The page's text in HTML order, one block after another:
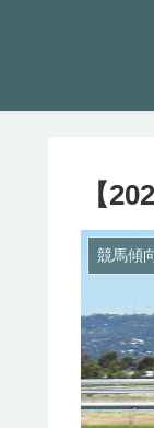
【
競馬傾